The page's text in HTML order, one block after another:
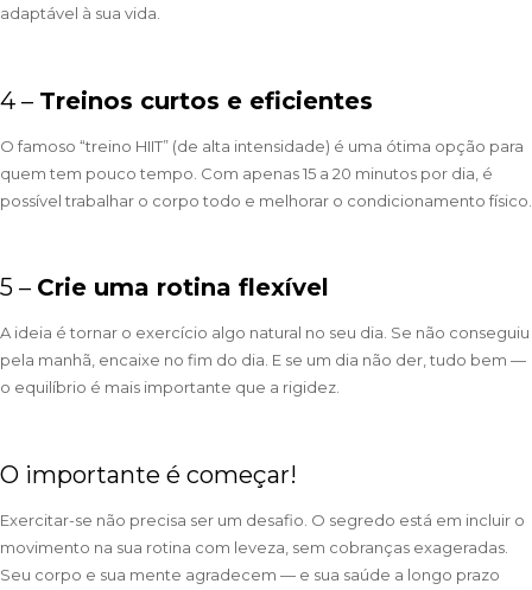
adaptável à sua vida.
4 – Treinos curtos e eficientes
O famoso “treino HIIT” (de alta intensidade) é uma ótima opção para
quem tem pouco tempo. Com apenas 15 a 20 minutos por dia, é
possível trabalhar o corpo todo e melhorar o condicionamento físico.
5 – Crie uma rotina flexível
A ideia é tornar o exercício algo natural no seu dia. Se não conseguiu
pela manhã, encaixe no fim do dia. E se um dia não der, tudo bem —
o equilíbrio é mais importante que a rigidez.
O importante é começar!
Exercitar-se não precisa ser um desafio. O segredo está em incluir o
movimento na sua rotina com leveza, sem cobranças exageradas.
Seu corpo e sua mente agradecem — e sua saúde a longo prazo